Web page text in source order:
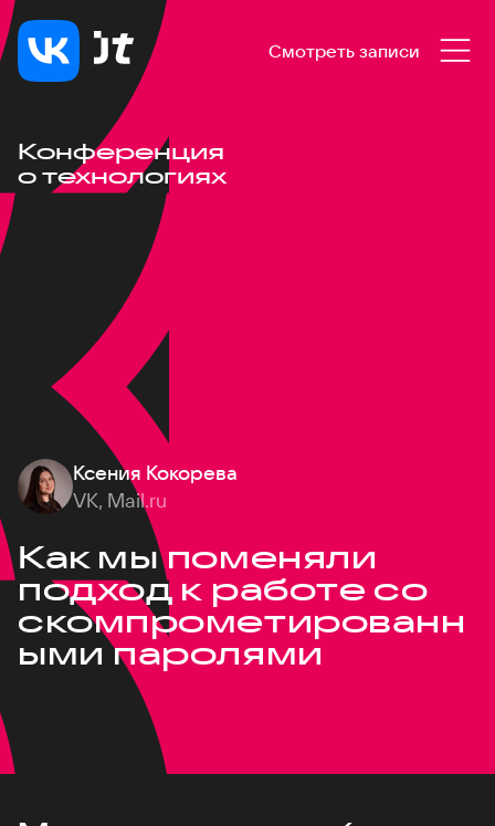
Смотреть записи
Конференция
о технологиях
Ксения Кокорева
VK, Mail.ru
Как мы поменяли
подход к работе со
скомпрометированн
ыми паролями